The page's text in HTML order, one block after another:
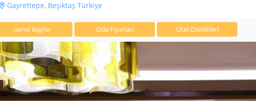
Gayrettepe, Beşiktaş Türkiye
Genel Bilgiler Oda Fiyatları Otel Özellikleri